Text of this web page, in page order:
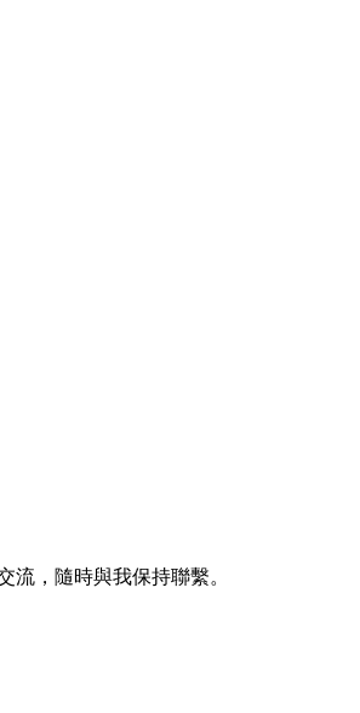
流，隨時與我保持聯繫。